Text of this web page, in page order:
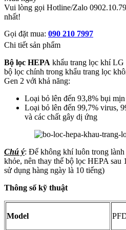
Vui lòng gọi Hotline/Zalo
nhất!
Gọi đặt mua: 090 210 7997
Chi tiết sản phẩm
Bộ lọc HEPA khẩu trang lọc khí
bộ lọc chính trong khẩu trang lọc
Gen 2 với khả năng:
Loại bỏ lên đến 93,8% bụi
Loại bỏ lên đến 99,7% virus,
và các chất gây dị ứng
Chú ý: Để không khí luôn trong
khỏe, nên thay thế bộ lọc HEPA sau
sử dụng hàng ngày là 10 tiếng)
Thông số kỹ thuật
Model